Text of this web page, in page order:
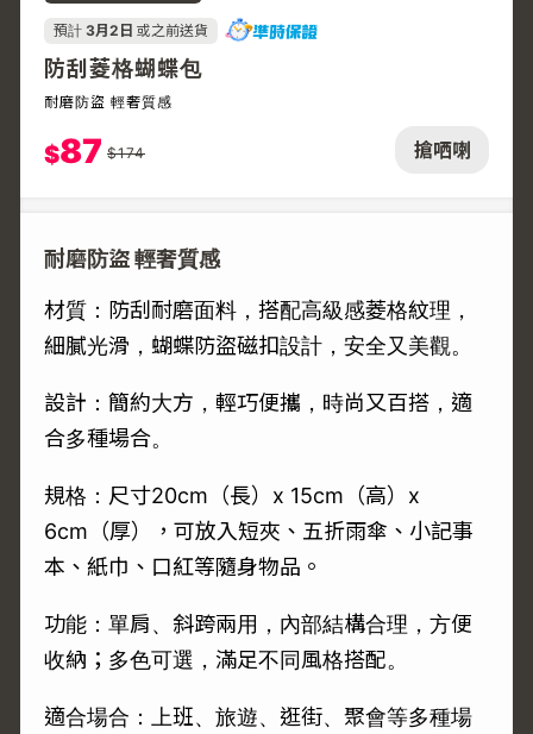
搶哂喇
預計 3月2日 或之前送貨
防刮菱格蝴蝶包
耐磨防盜 輕奢質感
$87 $174
耐磨防盜 輕奢質感
材質：防刮耐磨面料，搭配高級感菱格紋理，
細膩光滑，蝴蝶防盜磁扣設計，安全又美觀。
設計：簡約大方，輕巧便攜，時尚又百搭，適
合多種場合。
規格：尺寸20cm（長）x 15cm（高）x
6cm（厚），可放入短夾、五折雨傘、小記事
本、紙巾、口紅等隨身物品。
功能：單肩、斜跨兩用，內部結構合理，方便
收納；多色可選，滿足不同風格搭配。
適合場合：上班、旅遊、逛街、聚會等多種場